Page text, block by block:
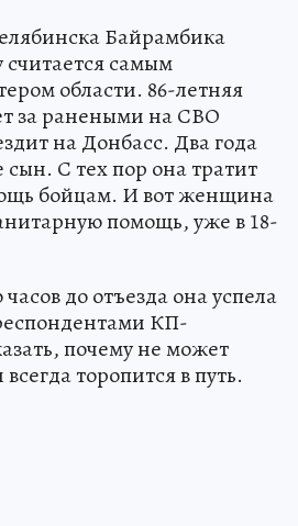
Байрамбика
самым
области. 86-летняя
за ранеными на СВО
на Донбасс. Два года
сын. С тех пор она тратит
бойцам. И вот женщина
помощь, уже в 18-
часов до отъезда она успела
КП-
почему не может
торопится в путь.